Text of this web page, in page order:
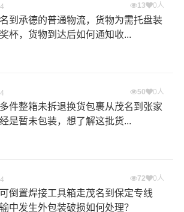
13 0人
到承德的普通物流，货物为需托盘装
杯，货物到达后如何通知收...
50 0人
件整箱未拆退换货包裹从茂名到张家
是暂未包装，想了解这批货...
72 0人
倒置焊接工具箱走茂名到保定专线
中发生外包装破损如何处理？